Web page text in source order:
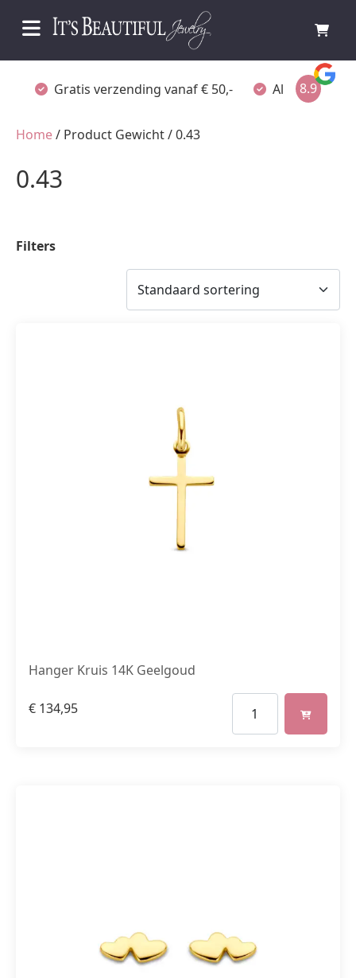
Gratis verzending vanaf € 50,- Altijd verpakt
8.9
Home/ Product Gewicht / 0.43
0.43
Filters
Hanger Kruis 14K Geelgoud
€ 134,95